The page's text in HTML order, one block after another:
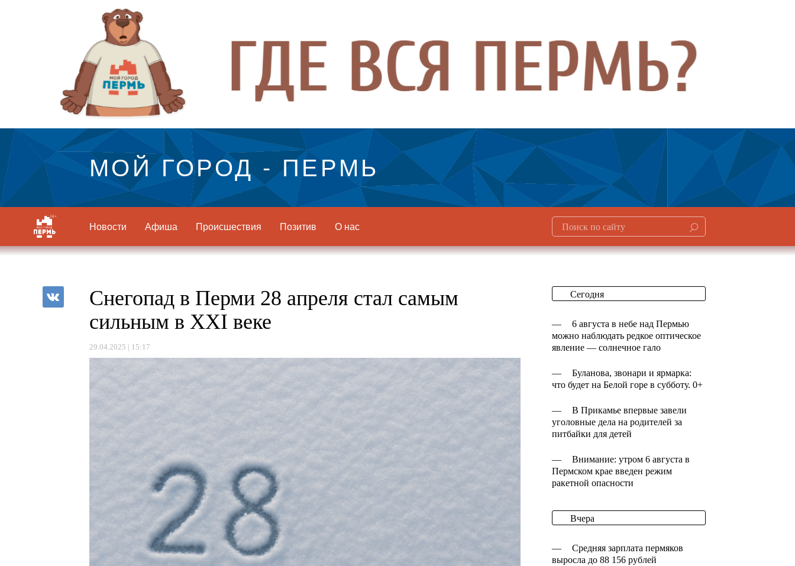
МОЙ ГОРОД - ПЕРМЬ
Новости Афиша Происшествия Позитив О нас
Снегопад в Перми 28 апреля стал самым
сильным в XXI веке
29.04.2025 | 15:17
Сегодня
—
6 августа в небе над Пермью
можно наблюдать редкое оптическое
явление — солнечное гало
—
Буланова, звонари и ярмарка:
что будет на Белой горе в субботу. 0+
—
В Прикамье впервые завели
уголовные дела на родителей за
питбайки для детей
—
Внимание: утром 6 августа в
Пермском крае введен режим
ракетной опасности
Вчера
—
Средняя зарплата пермяков
выросла до 88 156 рублей